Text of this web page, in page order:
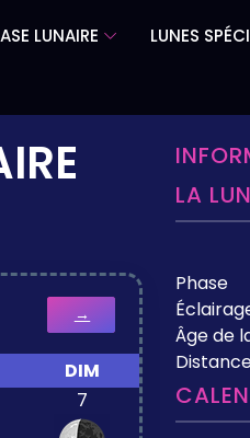
LUNAIRE LUNES
→
DIM
7
LA
Phase
Âge de